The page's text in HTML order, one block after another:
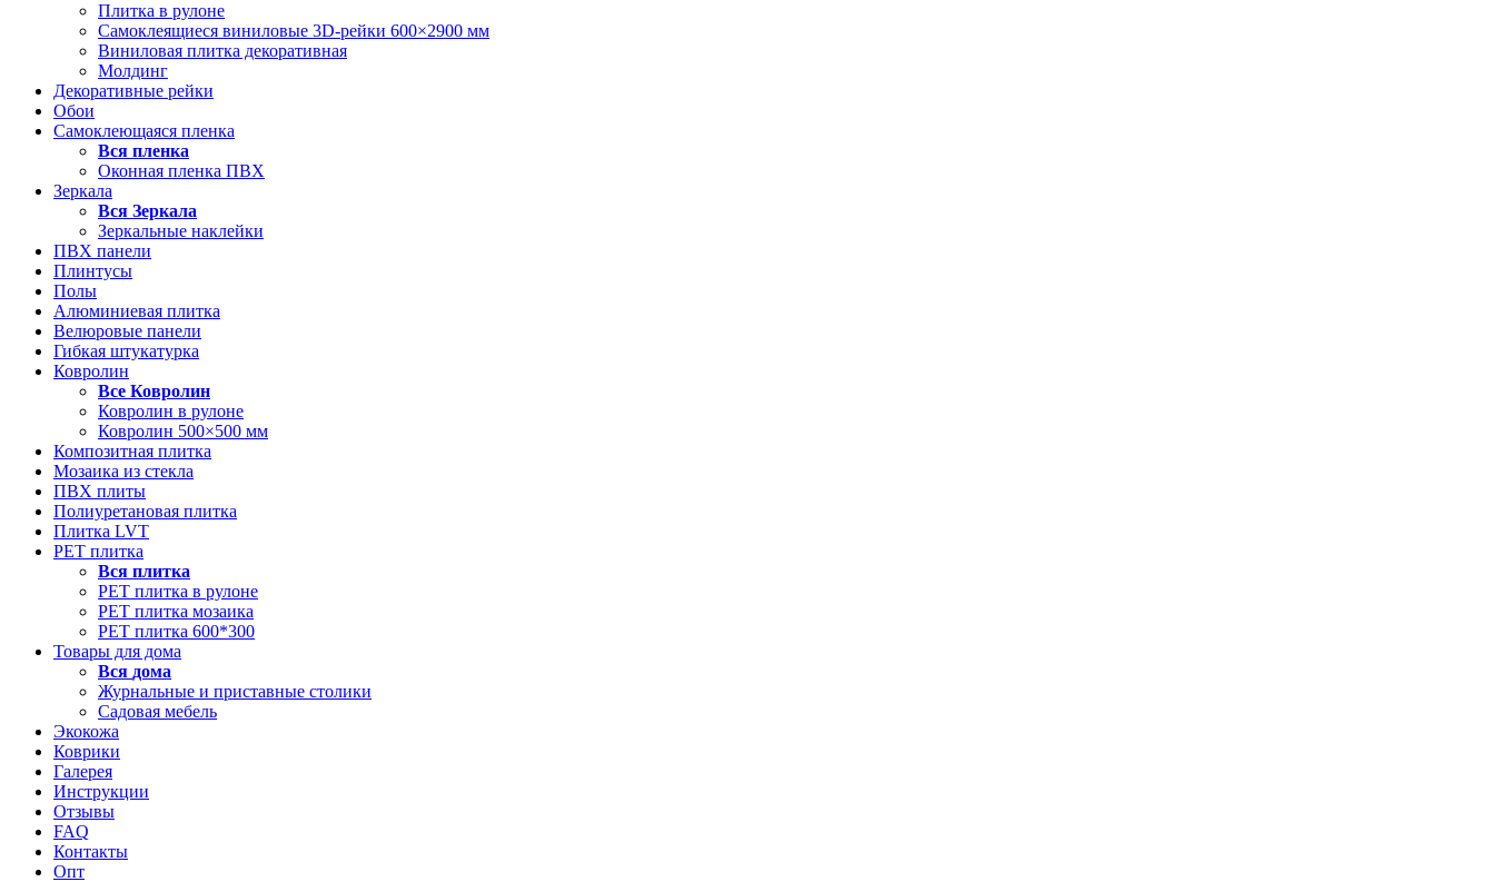
Плитка в рулоне
Самоклеящиеся виниловые 3D‑рейки 600×2900 мм
Виниловая плитка декоративная
Молдинг
Декоративные рейки
Обои
Самоклеющаяся пленка
Вся пленка
Оконная пленка ПВХ
Зеркала
Вся Зеркала
Зеркальные наклейки
ПВХ панели
Плинтусы
Полы
Алюминиевая плитка
Велюровые панели
Гибкая штукатурка
Ковролин
Все Ковролин
Ковролин в рулоне
Ковролин 500×500 мм
Композитная плитка
Мозаика из стекла
ПВХ плиты
Полиуретановая плитка
Плитка LVT
РЕТ плитка
Вся плитка
РЕТ плитка в рулоне
РЕТ плитка мозаика
РЕТ плитка 600*300
Товары для дома
Вся дома
Журнальные и приставные столики
Садовая мебель
Экокожа
Коврики
Галерея
Инструкции
Отзывы
FAQ
Контакты
Опт